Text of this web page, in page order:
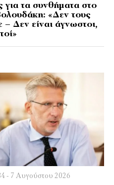
για τα συνθήματα στο
«Δεν τους
Δεν είναι άγνωστοι,
- 7 Αυγούστου 2026